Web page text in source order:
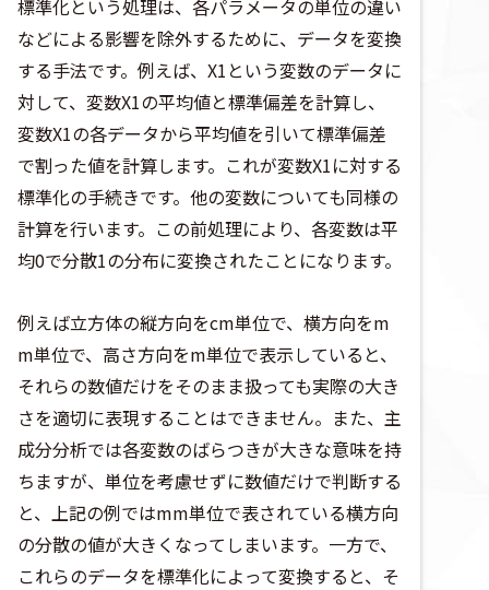
標準化という処理は、各パラメータの単位の違い
などによる影響を除外するために、データを変換
する手法です。例えば、X1という変数のデータに
対して、変数X1の平均値と標準偏差を計算し、
変数X1の各データから平均値を引いて標準偏差
で割った値を計算します。これが変数X1に対する
標準化の手続きです。他の変数についても同様の
計算を行います。この前処理により、各変数は平
均0で分散1の分布に変換されたことになります。
例えば立方体の縦方向をcm単位で、横方向をm
m単位で、高さ方向をm単位で表示していると、
それらの数値だけをそのまま扱っても実際の大き
さを適切に表現することはできません。また、主
成分分析では各変数のばらつきが大きな意味を持
ちますが、単位を考慮せずに数値だけで判断する
と、上記の例ではmm単位で表されている横方向
の分散の値が大きくなってしまいます。一方で、
これらのデータを標準化によって変換すると、そ